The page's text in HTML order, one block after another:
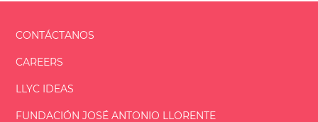
CONTÁCTANOS
CAREERS
LLYC IDEAS
FUNDACIÓNJOSÉ ANTONIO LLORENTE